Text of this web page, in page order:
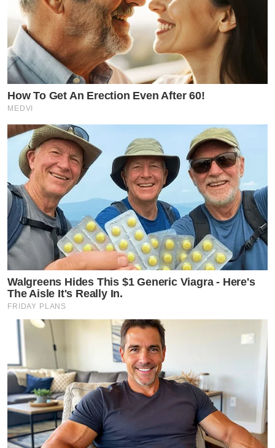
How To Get An Erection Even After 60!
MEDVI
Walgreens Hides This $1 Generic Viagra - Here's
The Aisle It's Really In.
FRIDAY PLANS